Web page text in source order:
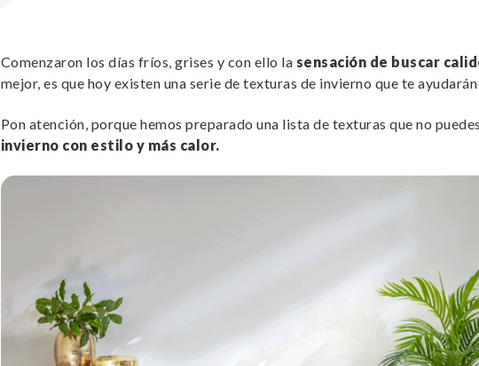
Comenzaron los días fríos, grises y con ello la sensación de buscar
mejor, es que hoy existen una serie de texturas de invierno que te
Pon atención, porque hemos preparado una lista de texturas que no
invierno con estilo y más calor.